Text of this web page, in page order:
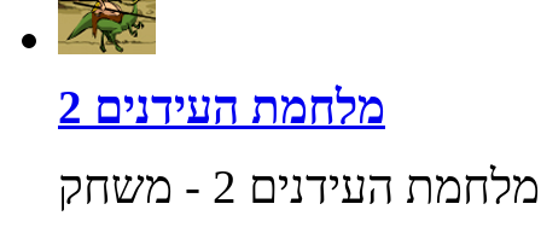
מלחמת העידנים 2